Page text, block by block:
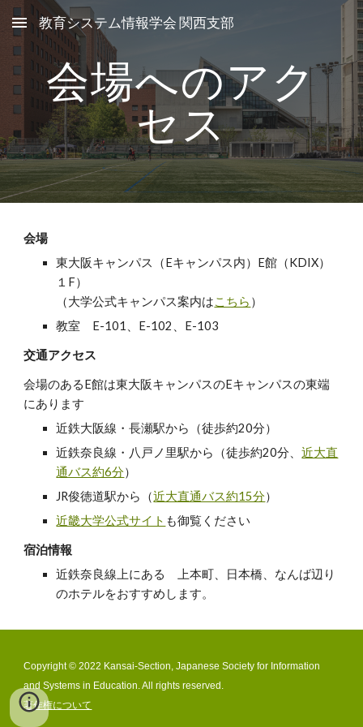
Skip to main content Skip to navigation
教育システム情報学会 関西支部
会場へのアク
セス
会場
東大阪キャンパス（Eキャンパス内）E館（KDIX）
１F）
（大学公式キャンパス案内はこちら ）
教室 E-101、E-102、E-103
交通アクセス
会場のあるE館は東大阪キャンパスのEキャンパスの東端
にあります
近鉄大阪線・長瀬駅から（徒歩約20分）
近鉄奈良線・八戸ノ里駅から（徒歩約20分、近大直
通バス約6分）
JR俊徳道駅から（近大直通バス約15分）
近畿大学公式サイト も御覧ください
宿泊情報
近鉄奈良線上にある 上本町、日本橋、なんば辺り
のホテルをおすすめします。
Copyright © 2022 Kansai-Section, Japanese Society for Information
and Systems in Education. All rights reserved.
著作権について